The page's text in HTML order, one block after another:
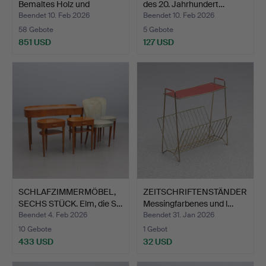
Bemaltes Holz und
Leinwand…
Beendet 10. Feb 2026
58 Gebote
851 USD
des 20. Jahrhundert…
Beendet 10. Feb 2026
5 Gebote
127 USD
SCHLAFZIMMERMÖBEL,
SECHS STÜCK. Elm, die S…
Beendet 4. Feb 2026
10 Gebote
433 USD
ZEITSCHRIFTENSTÄNDER
Messingfarbenes und l…
Beendet 31. Jan 2026
1 Gebot
32 USD